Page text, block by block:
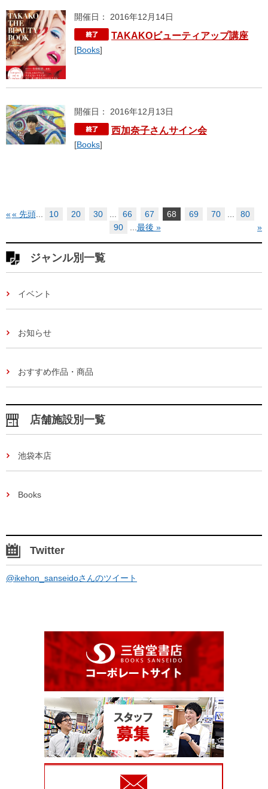
開催日： 2016年12月14日
TAKAKOビューティアップ講座
[Books]
開催日： 2016年12月13日
西加奈子さんサイン会
[Books]
« 先頭
« ... 10 20 30 66 67 68 69 70
80
90
»
最後 »
ジャンル別一覧
イベント
お知らせ
おすすめ作品・商品
店舗施設別一覧
池袋本店
Books
Twitter
@ikehon_sanseidoさんのツイート